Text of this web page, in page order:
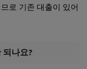
로 기존 대출이 있어
되나요?